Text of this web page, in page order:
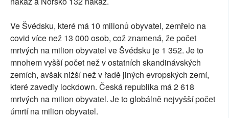
Ve Švédsku, které má 10 milionů obyvatel, zemřelo na
covid více než 13 000 osob, což znamená, že počet
mrtvých na milion obyvatel ve Švédsku je 1 352. Je to
mnohem vyšší počet než v ostatních skandinávských
zemích, avšak nižší než v řadě jiných evropských zemí,
které zavedly lockdown. Česká republika má 2 618
mrtvých na milion obyvatel. Je to globálně nejvyšší počet
úmrtí na milion obyvatel.